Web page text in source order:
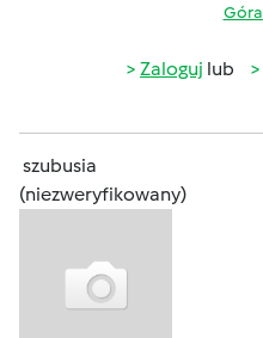
Zaloguj lub
szubusia
(niezweryfikowany)